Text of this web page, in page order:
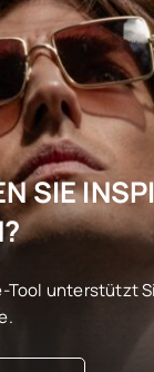
SIE
Tool unterstützt